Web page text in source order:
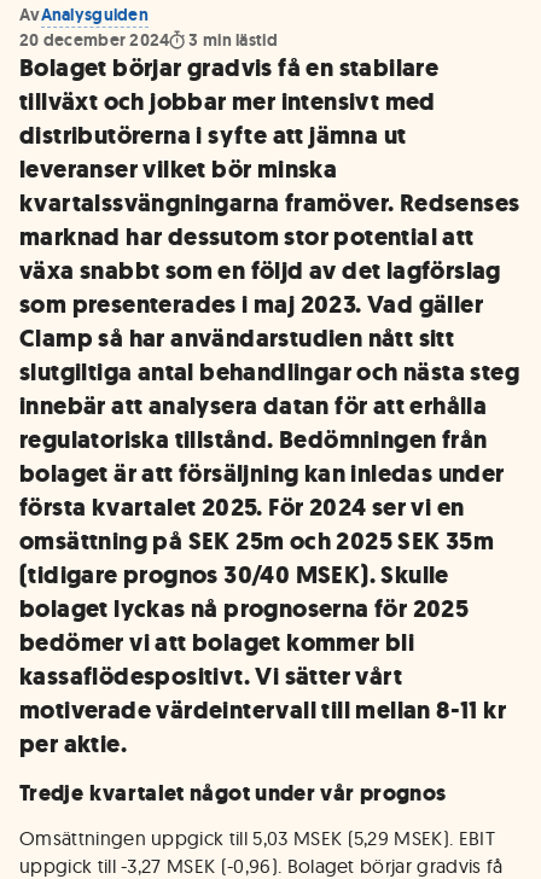
AvAnalysguiden
20 december 2024
3 min lästid
Bolaget börjar gradvis få en stabilare
tillväxt och jobbar mer intensivt med
distributörerna i syfte att jämna ut
leveranser vilket bör minska
kvartalssvängningarna framöver. Redsenses
marknad har dessutom stor potential att
växa snabbt som en följd av det lagförslag
som presenterades i maj 2023. Vad gäller
Clamp så har användarstudien nått sitt
slutgiltiga antal behandlingar och nästa steg
innebär att analysera datan för att erhålla
regulatoriska tillstånd. Bedömningen från
bolaget är att försäljning kan inledas under
första kvartalet 2025. För 2024 ser vi en
omsättning på SEK 25m och 2025 SEK 35m
(tidigare prognos 30/40 MSEK). Skulle
bolaget lyckas nå prognoserna för 2025
bedömer vi att bolaget kommer bli
kassaflödespositivt. Vi sätter vårt
motiverade värdeintervall till mellan 8-11 kr
per aktie.
Tredje kvartalet något under vår prognos
Omsättningen uppgick till 5,03 MSEK (5,29 MSEK). EBIT
uppgick till -3,27 MSEK (-0,96). Bolaget börjar gradvis få